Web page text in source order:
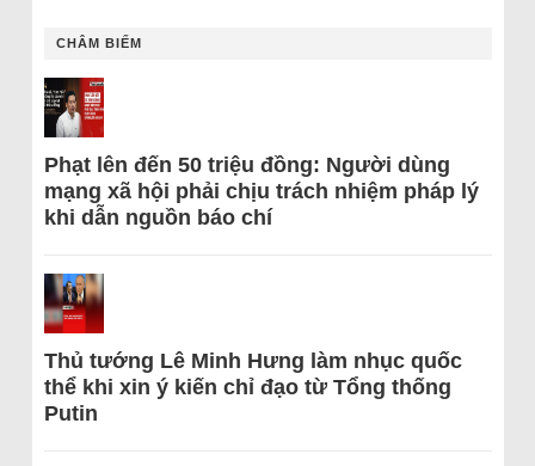
CHÂM BIẾM
Phạt lên đến 50 triệu đồng: Người dùng
mạng xã hội phải chịu trách nhiệm pháp lý
khi dẫn nguồn báo chí
Thủ tướng Lê Minh Hưng làm nhục quốc
thể khi xin ý kiến chỉ đạo từ Tổng thống
Putin